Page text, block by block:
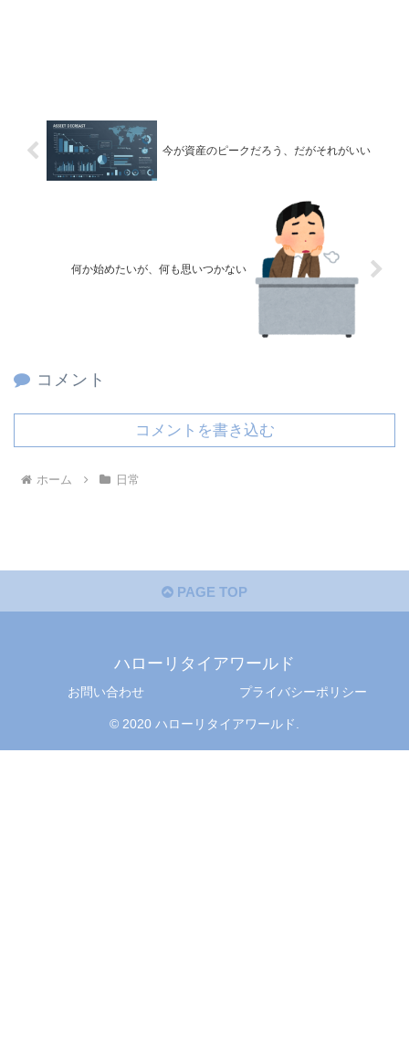
今が資産のピークだろう、だがそれがいい
何か始めたいが、何も思いつかない
コメント
コメントを書き込む
ホーム 日常
PAGE TOP
ハローリタイアワールド
お問い合わせ プライバシーポリシー
© 2020 ハローリタイアワールド.